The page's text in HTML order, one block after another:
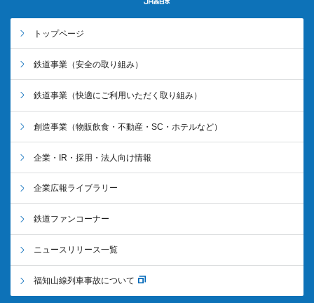
トップページ
鉄道事業 （安全の取り組み）
鉄道事業 （快適にご利用いただく取り組み）
創造事業 （物販飲食・不動産・SC・ホテルなど）
企業・IR・採用・法人向け情報
企業広報ライブラリー
鉄道ファンコーナー
ニュースリリース一覧
福知山線列車事故について